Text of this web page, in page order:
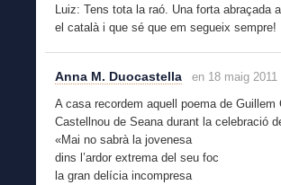
Luiz: Tens tota la raó. Una forta abraçada
el català i que sé que em segueix sempre!
Anna M. Duocastella
en 18 maig 2011
A casa recordem aquell poema de Guillem
Castellnou de Seana durant la celebració
«Mai no sabrà la jovenesa
dins l’ardor extrema del seu foc
la gran delícia incompresa